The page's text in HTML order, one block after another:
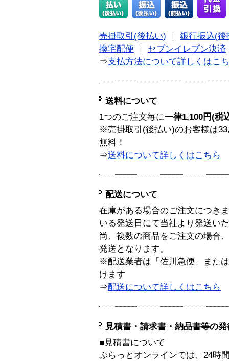
売掛取引(後払い)
銀行振込(後
換宅配便
セブンイレブン決済
⇒支払方法について詳しくはこ
送料について
1つのご注文毎に一律1,100円(税
※売掛取引(後払い)のお客様は
無料！
⇒送料について詳しくはこちら
配送について
在庫がある場合のご注文につき
いる発送日にて当社より発送い
尚、複数の商品をご注文の場合
発送となります。
※配送業者は「佐川急便」また
けます
⇒配送について詳しくはこちら
見積書・請求書・納品書等の
■見積書について
ぷらっとオンラインでは、24時